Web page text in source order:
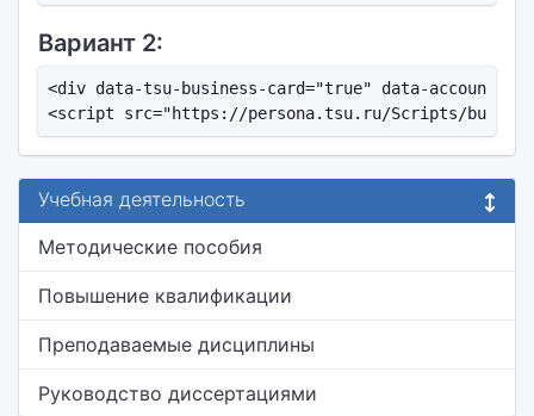
Вариант 2:
<div data-tsu-business-card="true" data-account-
Учебная деятельность
Методические пособия
Повышение квалификации
Преподаваемые дисциплины
Руководство диссертациями